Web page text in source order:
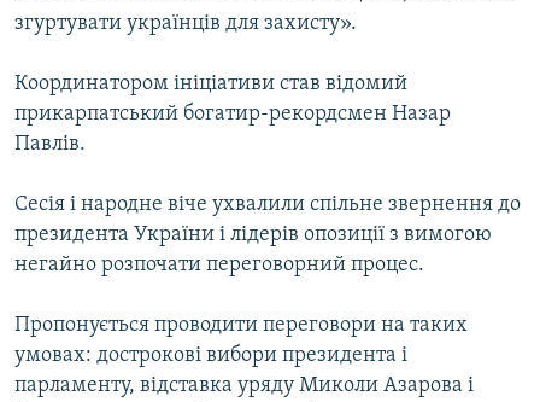
УКРАЇНСЬКА ПРОБЛЕМА КРИМУ
згуртувати українців для захисту».
Координатором ініціативи став відомий
прикарпатський богатир-рекордсмен Назар
Павлів.
Сесія і народне віче ухвалили спільне звернення до
президента України і лідерів опозиції з вимогою
негайно розпочати переговорний процес.
Пропонується проводити переговори на таких
умовах: дострокові вибори президента і
парламенту, відставка уряду Миколи Азарова і